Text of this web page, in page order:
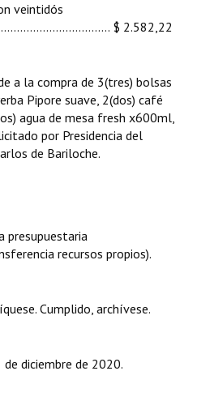
veintidós
$ 2.582,22
a la compra de 3(tres) bolsas
Pipore suave, 2(dos) café
agua de mesa fresh x600ml,
por Presidencia del
de Bariloche.
presupuestaria
recursos propios).
Cumplido, archívese.
diciembre de 2020.